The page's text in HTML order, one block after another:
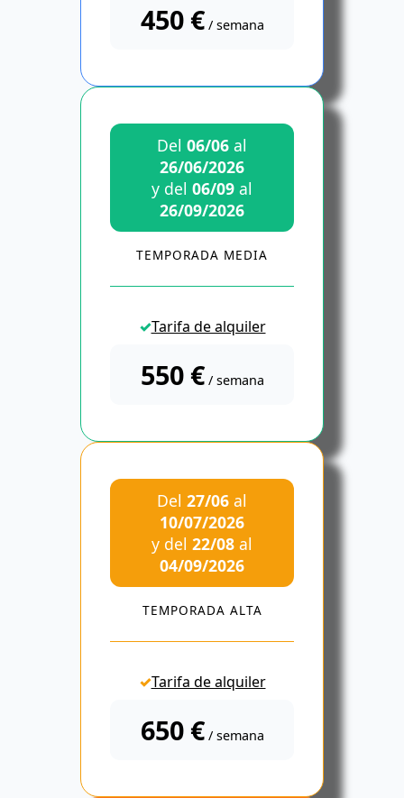
450 €/ semana
Del 06/06 al
26/06/2026
y del 06/09 al
26/09/2026
TEMPORADA MEDIA
Tarifa de alquiler
550 € / semana
Del 27/06 al
10/07/2026
y del 22/08 al
04/09/2026
TEMPORADA ALTA
Tarifa de alquiler
650 € / semana